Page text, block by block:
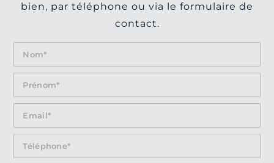
bien, par téléphone ou via le formulaire de
contact.